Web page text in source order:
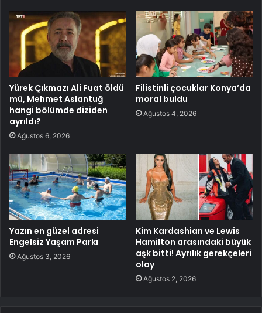
Yürek Çıkmazı Ali Fuat öldü
mü, Mehmet Aslantuğ
hangi bölümde diziden
ayrıldı?
Ağustos 6, 2026
Filistinli çocuklar Konya’da
moral buldu
Ağustos 4, 2026
Yazın en güzel adresi
Engelsiz Yaşam Parkı
Ağustos 3, 2026
Kim Kardashian ve Lewis
Hamilton arasındaki büyük
aşk bitti! Ayrılık gerekçeleri
olay
Ağustos 2, 2026